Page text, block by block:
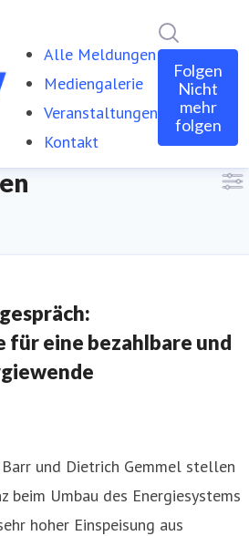
Alle Meldungen
Mediengalerie
Veranstaltungen
Kontakt
Folgen
Nicht
mehr
folgen
für eine bezahlbare und
und Dietrich Gemmel stellen
beim Umbau des Energiesystems
hoher Einspeisung aus